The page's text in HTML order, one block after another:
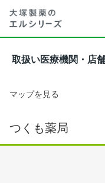
取扱い医療機関・店
マップを見る
つくも薬局